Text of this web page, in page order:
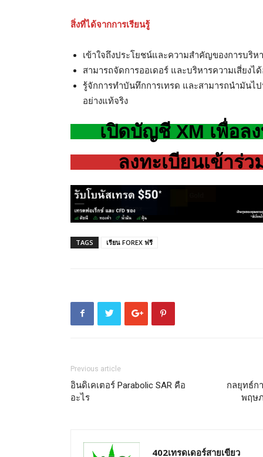
สิ่งที่ได้จากการเรียนรู้
เข้าใจถึงประโยชน์และความสำคัญของการบริห
สามารถจัดการออเดอร์ และบริหารความเสี่ยงไ
รู้จักการทำบันทึกการเทรด และสามารถนำมันไ
อย่างแท้จริง
เปิดบัญชี XM เพื่อล
ลงทะเบียนเข้าร่ว
TAGS เรียน FOREX ฟรี
Previous article
อินดิเคเตอร์ Parabolic SAR คือ
อะไร
กลยุทธ์ก
พฤษ
402เทรดเดอร์สายเขียว